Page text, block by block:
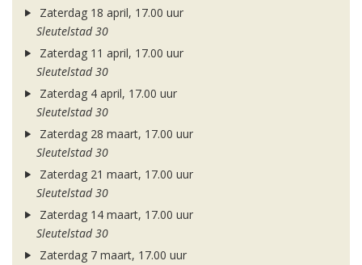
Zaterdag 18 april, 17.00 uur
Sleutelstad 30
Zaterdag 11 april, 17.00 uur
Sleutelstad 30
Zaterdag 4 april, 17.00 uur
Sleutelstad 30
Zaterdag 28 maart, 17.00 uur
Sleutelstad 30
Zaterdag 21 maart, 17.00 uur
Sleutelstad 30
Zaterdag 14 maart, 17.00 uur
Sleutelstad 30
Zaterdag 7 maart, 17.00 uur